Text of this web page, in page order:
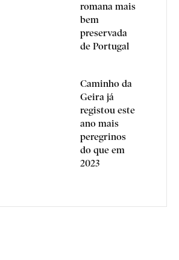
romana mais
bem
preservada
de Portugal
Caminho da
Geira já
registou este
ano mais
peregrinos
do que em
2023